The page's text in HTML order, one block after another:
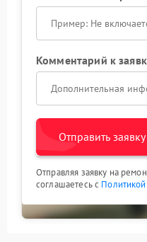
Комментарий к
Отправить заявку
Отправляя заявку на
соглашаетесь с